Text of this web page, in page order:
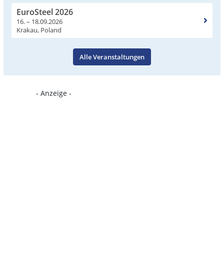
EuroSteel 2026
16. – 18.09.2026
Krakau, Poland
Alle Veranstaltungen
- Anzeige -